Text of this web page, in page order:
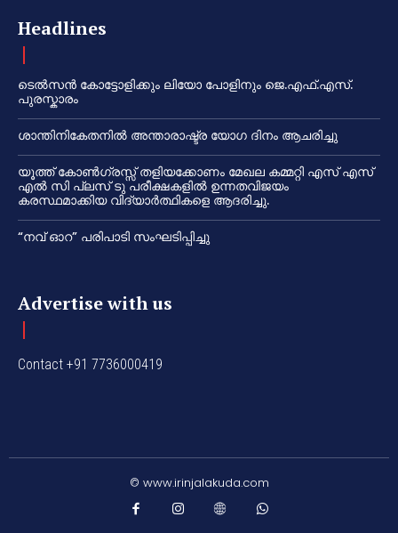
Headlines
ടെൽസൻ കോട്ടോളിക്കും ലിയോ പോളിനും ജെ.എഫ്.എസ്.
പുരസ്കാരം
ശാന്തിനികേതനിൽ അന്താരാഷ്ട്ര യോഗ ദിനം ആചരിച്ചു
യൂത്ത് കോൺഗ്രസ്സ് തളിയക്കോണം മേഖല കമ്മറ്റി എസ് എസ്
എൽ സി പ്ലസ് ടു പരീക്ഷകളിൽ ഉന്നതവിജയം
കരസ്ഥമാക്കിയ വിദ്യാർത്ഥികളെ ആദരിച്ചു.
“നവ് ഓറ” പരിപാടി സംഘടിപ്പിച്ചു
Advertise with us
Contact +91 7736000419
© www.irinjalakuda.com